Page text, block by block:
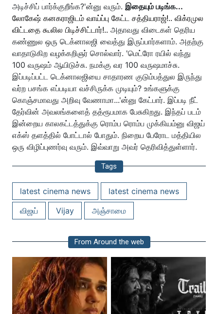
அடிச்சிப் பார்க்குறீங்க?'ன்னு வரும். இதையும் படிங்க...
லோகேஷ் கனகராஜிடம் வாய்ப்பு கேட்ட சத்தியராஜ்!.. விக்ரமுல
விட்டதை கூலில பிடிச்சிட்டார்!.. அதாவது விடைகள் தெரிய
கண்ணுல ஒரு டெக்னாலஜி வைத்து இருப்பார்களாம். அதற்கு
வாதாடுகிற வழக்கறிஞர் சொல்வார். 'மெட்ரோ ரயில் வந்து
100 வருஷம் ஆயிடுச்சு. நமக்கு வர 100 வருஷமாச்சு.
இப்படிப்பட்ட டெக்னாலஜியை சாதாரண குடும்பத்துல இருந்து
வர்ற பசங்க எப்படியா வச்சிருக்க முடியும்? உங்களுக்கு
கொஞ்சமாவது அறிவு வேணாமா...'ன்னு கேட்பார். இப்படி நீட்
தேர்வின் அவலங்களைத் தத்ரூபமாக பேசுகிறது. இந்தப் படம்
இன்றைய காலகட்டத்துக்கு ரொம்ப ரொம்ப முக்கியம்னு விஜய்
எக்ஸ் தளத்தில் போட்டால் போதும். நிறைய பேரோட மத்தியில
ஒரு விழிப்புணர்வு வரும். இவ்வாறு அவர் தெரிவித்துள்ளார்.
Tags
latest cinema news
latest cinema news
விஜய்
Vijay அஞ்சாமை
From Around the web